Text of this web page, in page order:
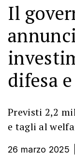
Il
difesa
Previsti 2,2
e tagli al
26 marzo 2025